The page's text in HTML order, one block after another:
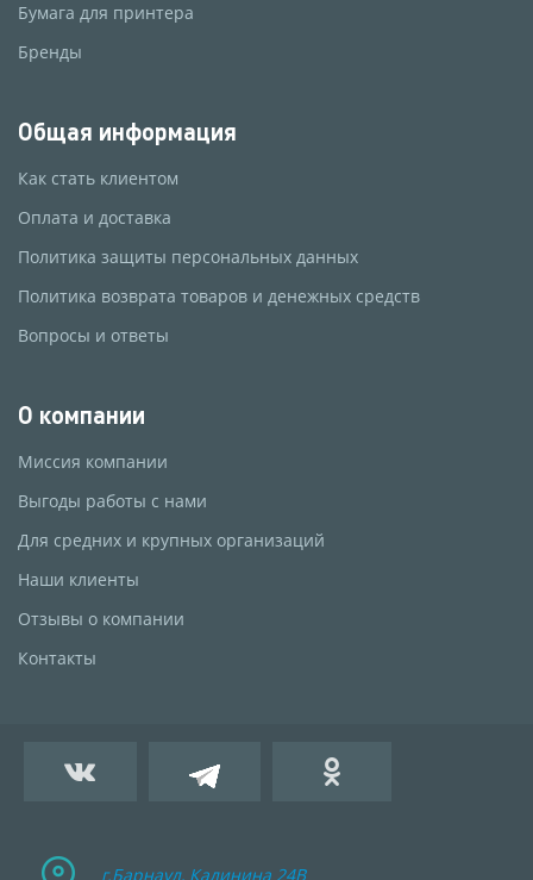
Бумага для принтера
Бренды
Общая информация
Как стать клиентом
Оплата и доставка
Политика защиты персональных данных
Политика возврата товаров и денежных средств
Вопросы и ответы
О компании
Миссия компании
Выгоды работы с нами
Для средних и крупных организаций
Наши клиенты
Отзывы о компании
Контакты
г.Барнаул, Калинина 24B